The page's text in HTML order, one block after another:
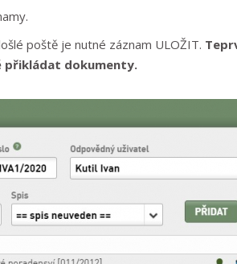
poště je nutné záznam ULOŽIT.
přikládat dokumenty.